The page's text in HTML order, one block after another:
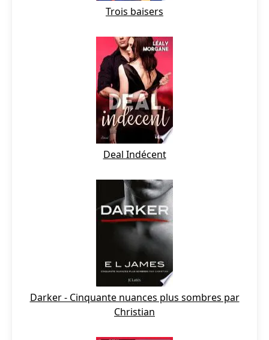
Trois baisers
Deal Indécent
Darker - Cinquante nuances plus sombres par
Christian